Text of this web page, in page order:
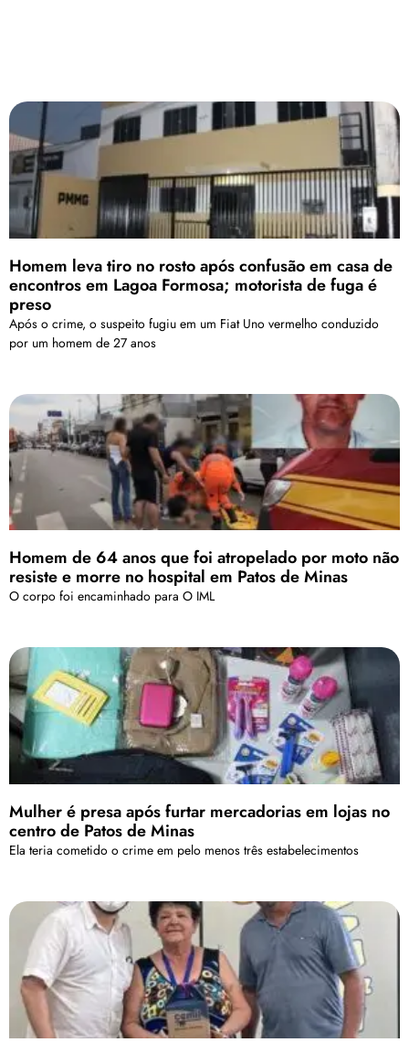
Homem leva tiro no rosto após confusão em casa de
encontros em Lagoa Formosa; motorista de fuga é
preso
Após o crime, o suspeito fugiu em um Fiat Uno vermelho conduzido
por um homem de 27 anos
Homem de 64 anos que foi atropelado por moto não
resiste e morre no hospital em Patos de Minas
O corpo foi encaminhado para O IML
Mulher é presa após furtar mercadorias em lojas no
centro de Patos de Minas
Ela teria cometido o crime em pelo menos três estabelecimentos